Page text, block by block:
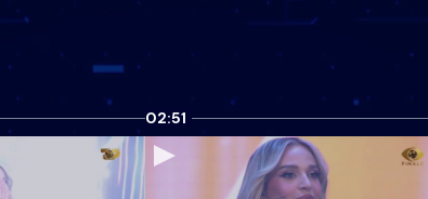
02:51